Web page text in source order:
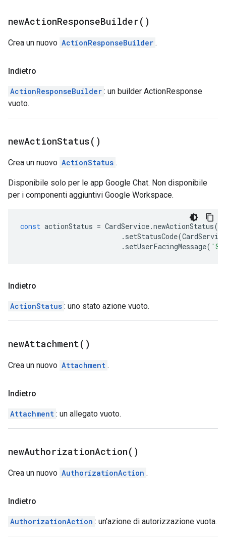
newActionResponseBuilder( )
Crea un nuovo ActionResponseBuilder .
Indietro
ActionResponseBuilder : un builder ActionResponse
vuoto.
newActionStatus( )
Crea un nuovo ActionStatus .
Disponibile solo per le app Google Chat. Non disponibile
per i componenti aggiuntivi Google Workspace.
const actionStatus = CardService.newActionStatus()
. setStatusCode(CardService
. setUserFacingMessage(
Indietro
ActionStatus : uno stato azione vuoto.
newAttachment( )
Crea un nuovo Attachment .
Indietro
Attachment : un allegato vuoto.
newAuthorizationAction( )
Crea un nuovo AuthorizationAction .
Indietro
AuthorizationAction : un'azione di autorizzazione vuota.